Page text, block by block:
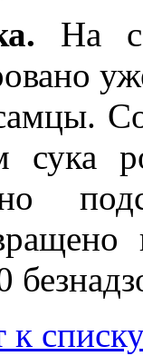
На
сука
к